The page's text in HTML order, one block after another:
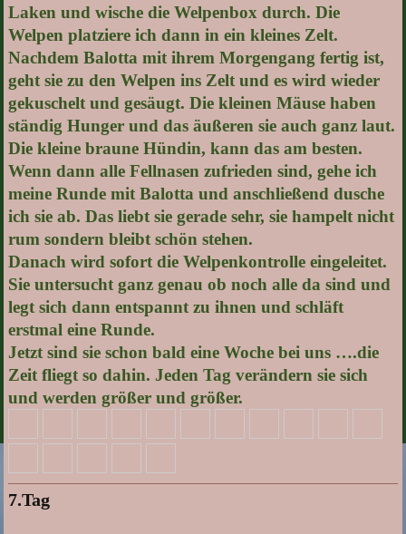
Laken und wische die Welpenbox durch. Die
Welpen platziere ich dann in ein kleines Zelt.
Nachdem Balotta mit ihrem Morgengang fertig ist,
geht sie zu den Welpen ins Zelt und es wird wieder
gekuschelt und gesäugt. Die kleinen Mäuse haben
ständig Hunger und das äußeren sie auch ganz laut.
Die kleine braune Hündin, kann das am besten.
Wenn dann alle Fellnasen zufrieden sind, gehe ich
meine Runde mit Balotta und anschließend dusche
ich sie ab. Das liebt sie gerade sehr, sie hampelt nicht
rum sondern bleibt schön stehen.
Danach wird sofort die Welpenkontrolle eingeleitet.
Sie untersucht ganz genau ob noch alle da sind und
legt sich dann entspannt zu ihnen und schläft
erstmal eine Runde.
Jetzt sind sie schon bald eine Woche bei uns ….die
Zeit fliegt so dahin. Jeden Tag verändern sie sich
und werden größer und größer.
7.Tag